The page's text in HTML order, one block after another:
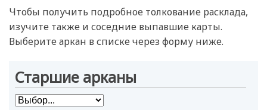
Чтобы получить подробное толкование расклада,
изучите также и соседние выпавшие карты.
Выберите аркан в списке через форму ниже.
Старшие арканы